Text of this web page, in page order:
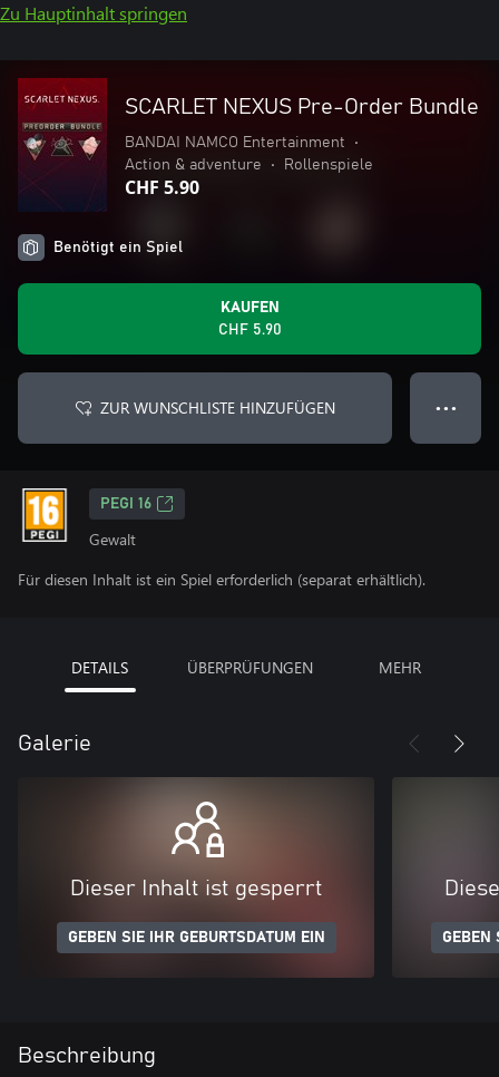
Zu Hauptinhalt springen
SCARLET NEXUS Pre-Order Bundle
BANDAI NAMCO Entertainment
•
Action & adventure
• Rollenspiele
CHF 5.90
Benötigt ein Spiel
KAUFEN
CHF 5.90
ZUR WUNSCHLISTE HINZUFÜGEN ● ● ●
PEGI 16
Gewalt
Für diesen Inhalt ist ein Spiel erforderlich (separat erhältlich).
DETAILS ÜBERPRÜFUNGEN MEHR
Galerie
Dieser Inhalt ist gesperrt
GEBEN SIE IHR GEBURTSDATUM EIN GEBEN
Beschreibung